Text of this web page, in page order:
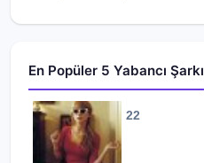
En Popüler 5 Yabancı Şarkı
22